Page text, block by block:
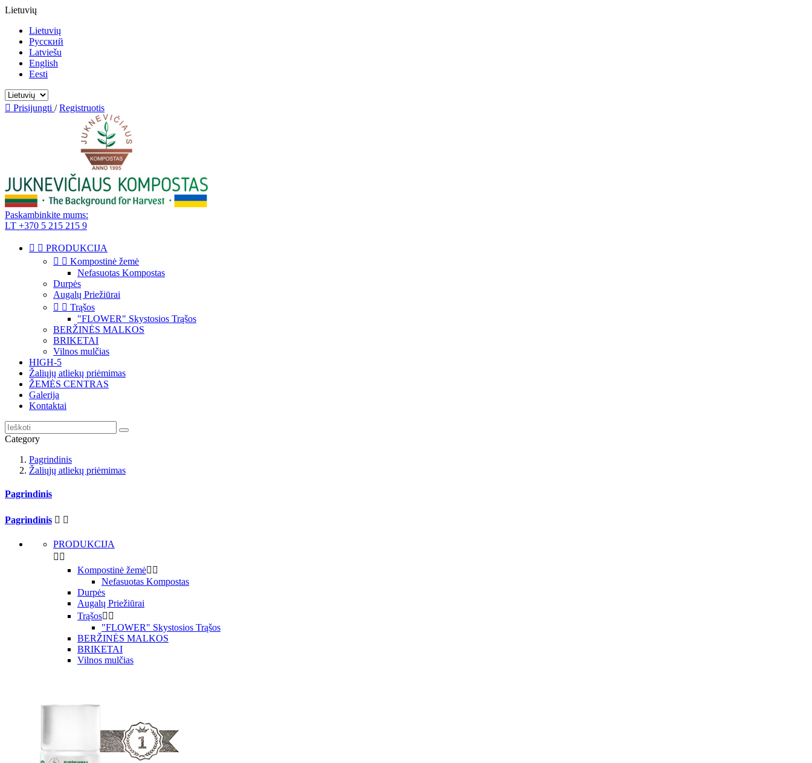
Lietuvių
Lietuvių
Русский
Latviešu
English
Eesti
 Prisijungti /Registruotis
Paskambinkite mums:
LT +370 5 215 215 9
  PRODUKCIJA
  Kompostinė žemė
Nefasuotas Kompostas
Durpės
Augalų Priežiūrai
  Trąšos
"FLOWER" Skystosios Trąšos
BERŽINĖS MALKOS
BRIKETAI
Vilnos mulčias
HIGH-5
Žaliųjų atliekų priėmimas
ŽEMĖS CENTRAS
Galerija
Kontaktai
Category
Pagrindinis
Žaliųjų atliekų priėmimas
Pagrindinis
Pagrindinis  
PRODUKCIJA
 
Kompostinė žemė 
Nefasuotas Kompostas
Durpės
Augalų Priežiūrai
Trąšos 
"FLOWER" Skystosios Trąšos
BERŽINĖS MALKOS
BRIKETAI
Vilnos mulčias